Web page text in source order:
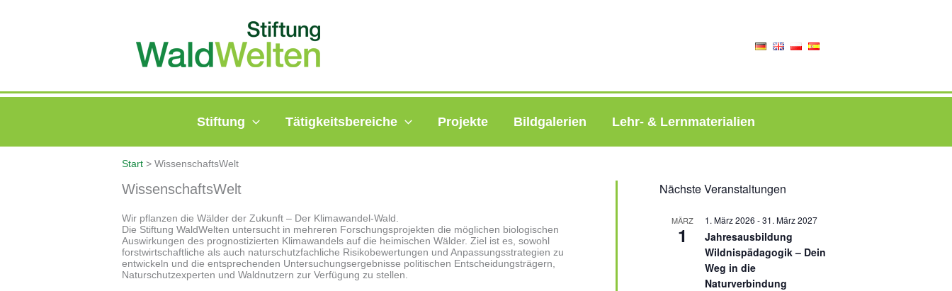
Stiftung Tätigkeitsbereiche Projekte Bildgalerien Lehr- & Lernmaterialien
Start WissenschaftsWelt
WissenschaftsWelt
Wir pflanzen die Wälder der Zukunft – Der Klimawandel-Wald.
Die Stiftung WaldWelten untersucht in mehreren Forschungsprojekten die möglichen biologischen
Auswirkungen des prognostizierten Klimawandels auf die heimischen Wälder. Ziel ist es, sowohl
forstwirtschaftliche als auch naturschutzfachliche Risikobewertungen und Anpassungsstrategien zu
entwickeln und die entsprechenden Untersuchungsergebnisse politischen Entscheidungsträgern,
Naturschutzexperten und Waldnutzern zur Verfügung zu stellen.
Nächste Veranstaltungen
MÄRZ
1
1. März 2026 -31. März 2027
Jahresausbildung
Wildnispädagogik – Dein
Weg in die
Naturverbindung